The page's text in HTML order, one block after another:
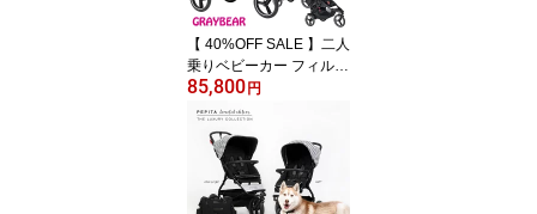
【 40%OFF SALE 】二人
乗りベビーカー フィルア
ンドテッズ ダッシュ V6
2019＋モデル【8色あ
り】 phil&teds Dash V6
2019+
85,800 円